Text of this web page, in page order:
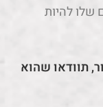
שלו להיות
תוודאו שהוא